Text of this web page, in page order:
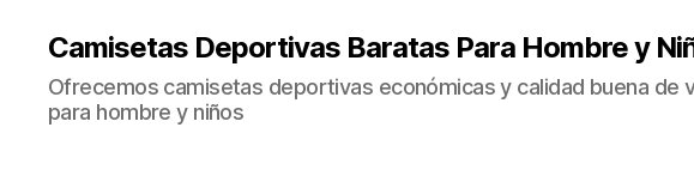
Camisetas Deportivas Baratas Para Hombre y
Ofrecemos camisetas deportivas económicas y calidad buena de
para hombre y niños